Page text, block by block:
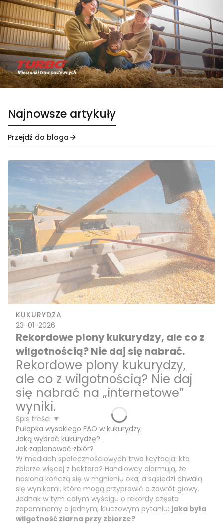
Najnowsze artykuły
Przejdź do bloga
KUKURYDZA
23-01-2026
Rekordowe plony kukurydzy, ale co z
wilgotnością? Nie daj się nabrać.
Rekordowe plony kukurydzy,
ale co z wilgotnością? Nie daj
się nabrać na „internetowe”
wyniki.
Spis treści ▼
Pułapka wysokiego FAO w kukurydzy
Jaką wybrać kukurydzę?
Jak zaplanować zbiór?
W mediach społecznościowych trwa licytacja: kto
zbierze więcej z hektara? Handlowcy alarmują, że
nasiona kończą się w mgnieniu oka, a sąsiedzi chwalą
się wynikami, które mogą przyprawić o zawrót głowy.
Jednak w tym całym wyścigu o rekordy często
zapominamy o jednym, kluczowym pytaniu: jaka była
wilgotność ziarna przy zbiorze?